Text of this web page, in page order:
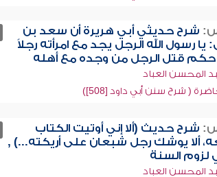
شرح حديثي أبي هريرة أن سعد بن
يا رسول الله الرجل يجد مع امرأته رجلاً
حكم قتل الرجل من وجده مع أهله
المحسن العباد
( شرح سنن أبي داود [508])
شرح حديث (ألا إني أوتيت الكتاب
ألا يوشك رجل شبعان على أريكته...) ,
لزوم السنة
المحسن العباد